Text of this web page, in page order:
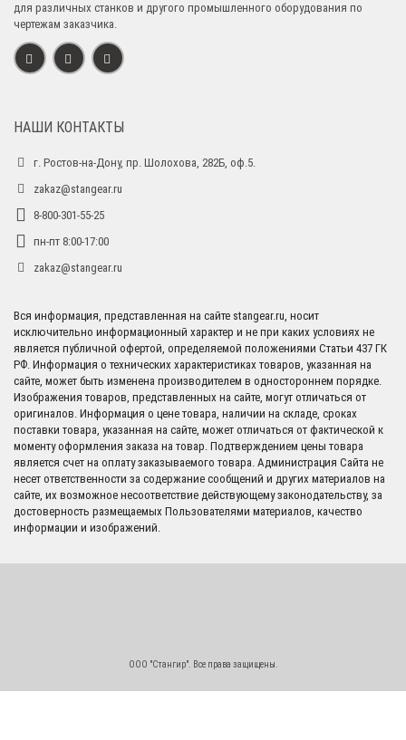
для различных станков и другого промышленного оборудования по
чертежам заказчика.
НАШИ КОНТАКТЫ
г. Ростов-на-Дону, пр. Шолохова, 282Б, оф.5.
zakaz@stangear.ru
8-800-301-55-25
пн-пт 8:00-17:00
zakaz@stangear.ru
Вся информация, представленная на сайте stangear.ru, носит
исключительно информационный характер и не при каких условиях не
является публичной офертой, определяемой положениями Статьи 437 ГК
РФ. Информация о технических характеристиках товаров, указанная на
сайте, может быть изменена производителем в одностороннем порядке.
Изображения товаров, представленных на сайте, могут отличаться от
оригиналов. Информация о цене товара, наличии на складе, сроках
поставки товара, указанная на сайте, может отличаться от фактической к
моменту оформления заказа на товар. Подтверждением цены товара
является счет на оплату заказываемого товара. Администрация Сайта не
несет ответственности за содержание сообщений и других материалов на
сайте, их возможное несоответствие действующему законодательству, за
достоверность размещаемых Пользователями материалов, качество
информации и изображений.
ООО "Стангир". Все права защищены.